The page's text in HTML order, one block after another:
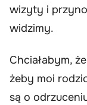
wizyty i
widzimy.
Chciałabym,
żeby moi
są o